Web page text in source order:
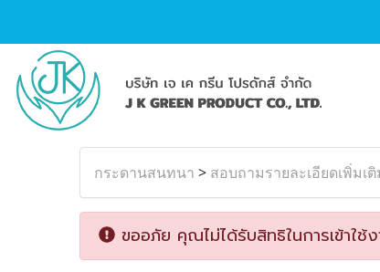
กระดานสนทนา > สอบถามรายละเอียดเพิ่มเติ
ขออภัย คุณไม่ได้รับสิทธิในการเข้าใช้